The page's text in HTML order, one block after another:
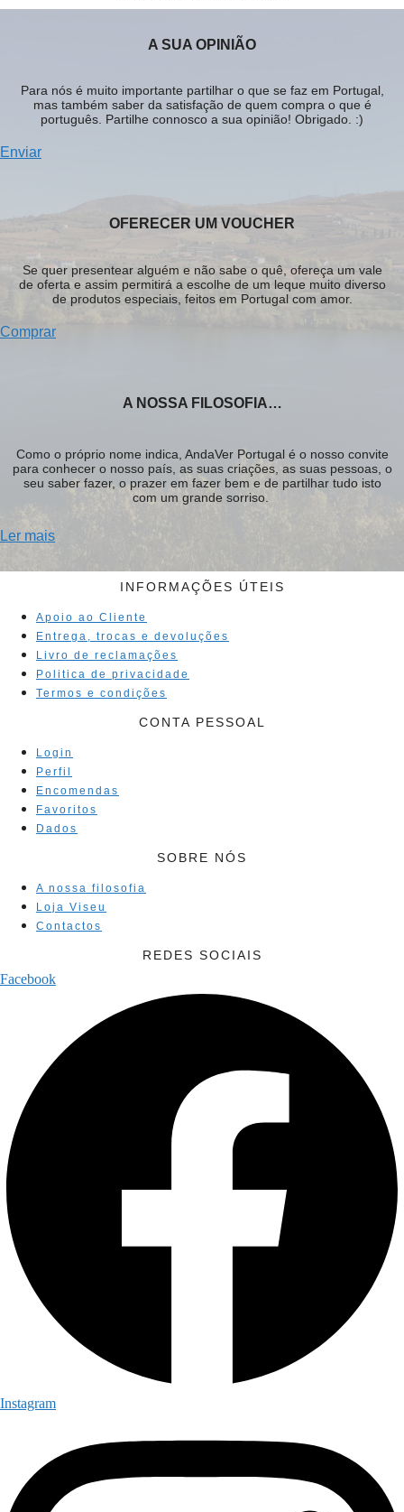
A SUA OPINIÃO
Para nós é muito importante partilhar o que se faz em Portugal,
mas também saber da satisfação de quem compra o que é
português. Partilhe connosco a sua opinião! Obrigado. :)
Enviar
OFERECER UM VOUCHER
Se quer presentear alguém e não sabe o quê, ofereça um vale
de oferta e assim permitirá a escolhe de um leque muito diverso
de produtos especiais, feitos em Portugal com amor.
Comprar
A NOSSA FILOSOFIA…
Como o próprio nome indica, AndaVer Portugal é o nosso convite
para conhecer o nosso país, as suas criações, as suas pessoas, o
seu saber fazer, o prazer em fazer bem e de partilhar tudo isto
com um grande sorriso.
Ler mais
INFORMAÇÕES ÚTEIS
Apoio ao Cliente
Entrega, trocas e devoluções
Livro de reclamações
Politica de privacidade
Termos e condições
CONTA PESSOAL
Login
Perfil
Encomendas
Favoritos
Dados
SOBRE NÓS
A nossa filosofia
Loja Viseu
Contactos
REDES SOCIAIS
Facebook
Instagram